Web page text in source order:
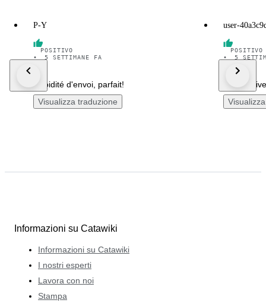
P-Y
POSITIVO
•
5 SETTIMANE FA
Rapidité d'envoi, parfait!
Visualizza traduzione
user-
POSITIVO
•
5
good
Informazioni su Catawiki
Informazioni su Catawiki
I nostri esperti
Lavora con noi
Stampa